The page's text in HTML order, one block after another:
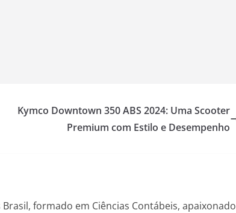
Kymco Downtown 350 ABS 2024: Uma Scooter
Premium com Estilo e Desempenho
formado em Ciências Contábeis, apaixonado